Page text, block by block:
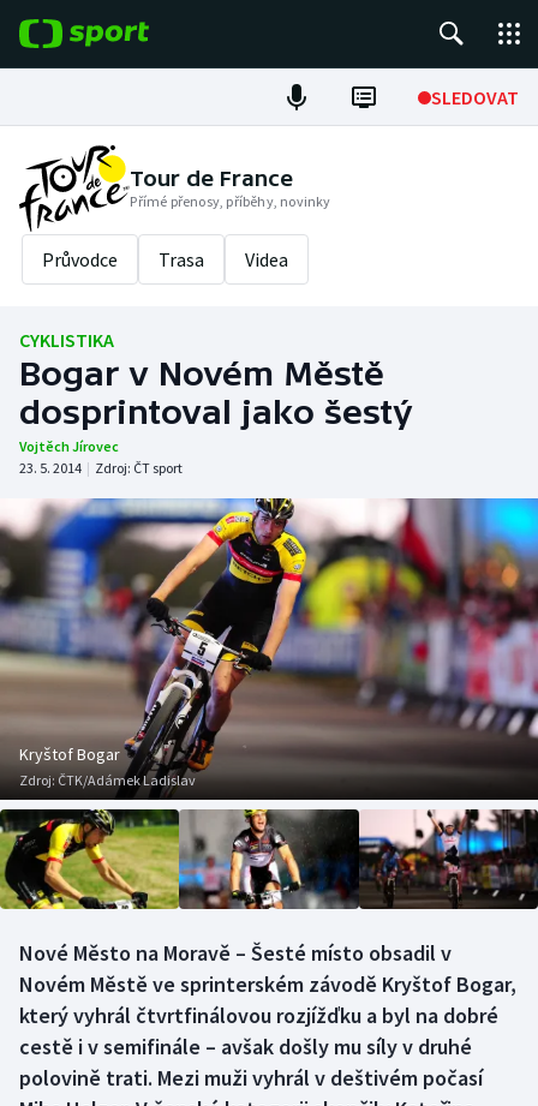
SLEDOVAT
Fotbal
Hokej
Tenis
Cyklistika
DALŠÍ SPORTY
Americký fotbal
Baseball a softbal
Basketbal
Biatlon
Boby a skeleton
Box
Curling
Dostihy
Florbal
Futsal
Golf
NEPŘEHLÉDNĚTE
Soutěže
Historické návraty
Aplikace ČT sport
Tour de France
Přímé přenosy, příběhy, novinky
Průvodce Trasa Videa
CYKLISTIKA
Bogar v Novém Městě
dosprintoval jako šestý
Vojtěch Jírovec
23. 5. 2014 | Zdroj: ČT sport
Kryštof Bogar
Zdroj:ČTK/Adámek Ladislav
Nové Město na Moravě – Šesté místo obsadil v
Novém Městě ve sprinterském závodě Kryštof Bogar,
který vyhrál čtvrtfinálovou rozjížďku a byl na dobré
cestě i v semifinále – avšak došly mu síly v druhé
polovině trati. Mezi muži vyhrál v deštivém počasí